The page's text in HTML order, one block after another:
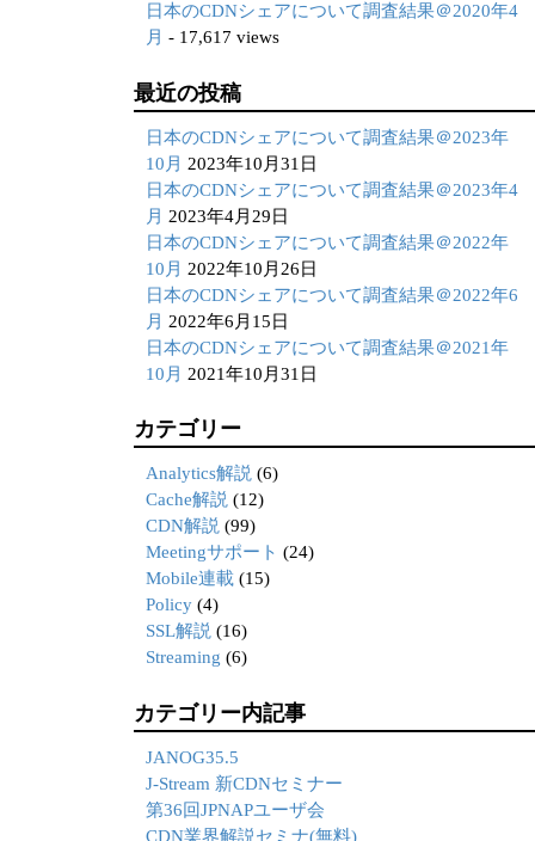
日本のCDNシェアについて調査結果＠2020年4
月 - 17,617 views
最近の投稿
日本のCDNシェアについて調査結果＠2023年
10月 2023年10月31日
日本のCDNシェアについて調査結果＠2023年4
月 2023年4月29日
日本のCDNシェアについて調査結果＠2022年
10月 2022年10月26日
日本のCDNシェアについて調査結果＠2022年6
月 2022年6月15日
日本のCDNシェアについて調査結果＠2021年
10月 2021年10月31日
カテゴリー
Analytics解説 (6)
Cache解説 (12)
CDN解説 (99)
Meetingサポート (24)
Mobile連載 (15)
Policy (4)
SSL解説 (16)
Streaming (6)
カテゴリー内記事
JANOG35.5
J-Stream 新CDNセミナー
第36回JPNAPユーザ会
CDN業界解説セミナ(無料)